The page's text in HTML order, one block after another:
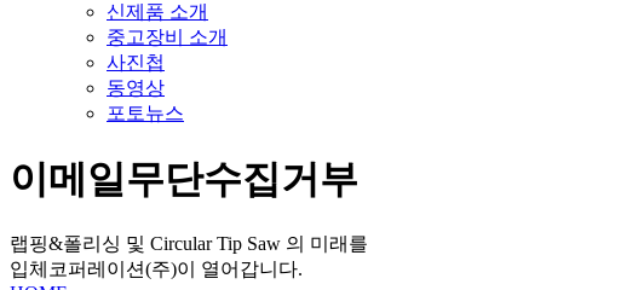
신제품 소개
중고장비 소개
사진첩
동영상
포토뉴스
이메일무단수집거부
랩핑&폴리싱 및 Circular Tip Saw 의 미래를
입체코퍼레이션(주)이 열어갑니다.